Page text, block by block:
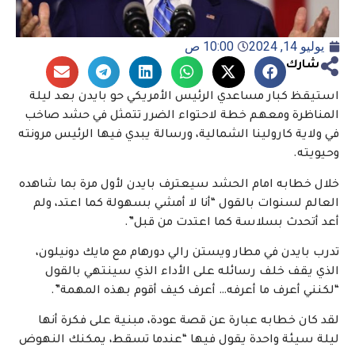
يوليو 14, 2024 10:00 ص
شارك
استيقظ كبار مساعدي الرئيس الأمريكي حو بايدن بعد ليلة
المناظرة ومعهم خطة لاحتواء الضرر تتمثل في حشد صاخب
في ولاية كارولينا الشمالية، ورسالة يبدي فيها الرئيس مرونته
وحيويته.
خلال خطابه امام الحشد سيعترف بايدن لأول مرة بما شاهده
العالم لسنوات بالقول “أنا لا أمشي بسهولة كما اعتد، ولم
أعد أتحدث بسلاسة كما اعتدت من قبل”.
تدرب بايدن في مطار ويستن رالي دورهام مع مايك دونيلون،
الذي يقف خلف رسائله على الأداء الذي سينتهي بالقول
“لكنني أعرف ما أعرفه… أعرف كيف أقوم بهذه المهمة”.
لقد كان خطابه عبارة عن قصة عودة، مبنية على فكرة أنها
ليلة سيئة واحدة يقول فيها “عندما تسقط، يمكنك النهوض